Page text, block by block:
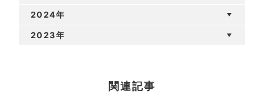
2024年
2023年
関連記事